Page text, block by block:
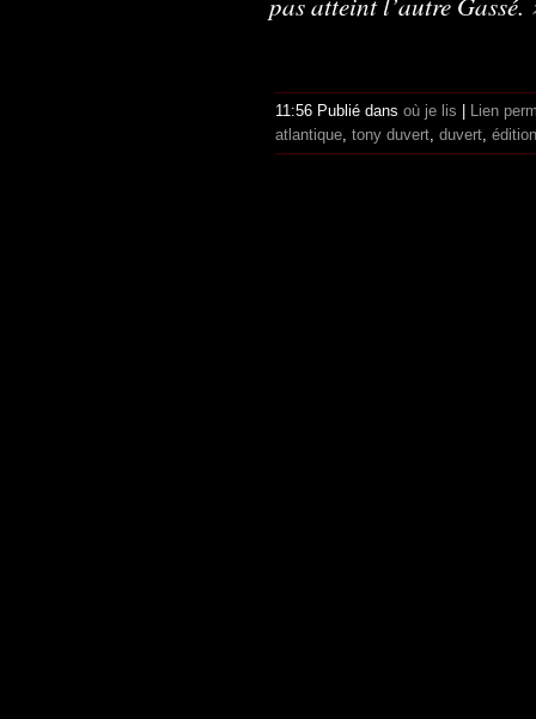
11:56 Publié dans où je lis
Lien
atlantique tony duvert duvert